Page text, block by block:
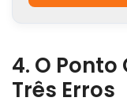
4. O Ponto
Três Erros